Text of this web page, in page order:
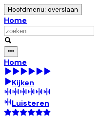
Hoofdmenu: overslaan
Home
Home
Kijken
Luisteren